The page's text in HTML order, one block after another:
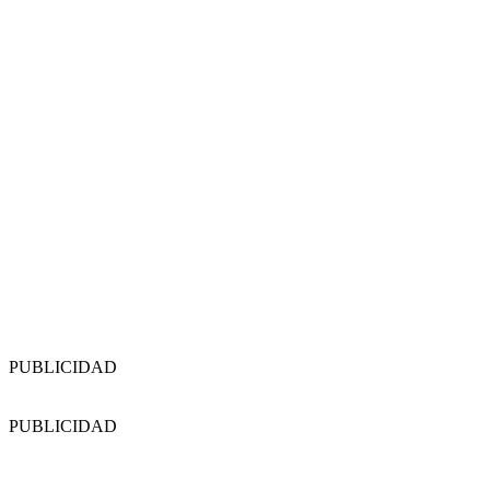
PUBLICIDAD
PUBLICIDAD